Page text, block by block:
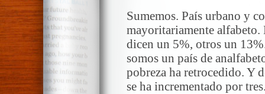
Sumemos. País urbano y
mayoritariamente
dicen un 5%, otros un
somos un país de
pobreza ha retrocedido. Y
se ha incrementado por